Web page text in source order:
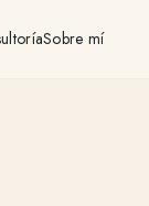
Sobre mí